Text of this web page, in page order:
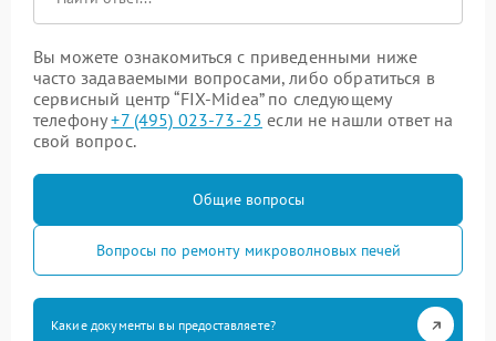
Вы можете ознакомиться с приведенными ниже
часто задаваемыми вопросами, либо обратиться в
сервисный центр “FIX-Midea” по следующему
телефону+7 (495) 023-73-25 если не нашли ответ на
свой вопрос.
Общие вопросы
Вопросы по ремонту микроволновых печей
Какие документы вы предоставляете?